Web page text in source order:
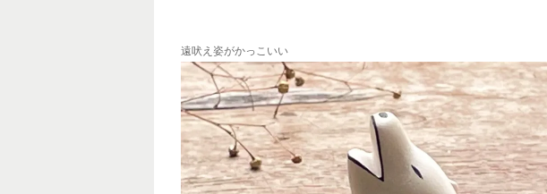
遠吠え姿がかっこいい